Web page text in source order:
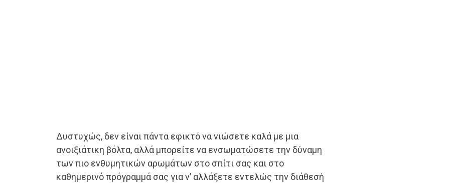
Δυστυχώς, δεν είναι πάντα εφικτό να νιώσετε καλά με μια
ανοιξιάτικη βόλτα, αλλά μπορείτε να ενσωματώσετε την δύναμη
των πιο ενθυμητικών αρωμάτων στο σπίτι σας και στο
καθημερινό πρόγραμμά σας για ν’ αλλάξετε εντελώς την διάθεσή